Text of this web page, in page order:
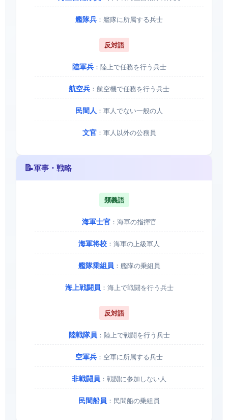
艦隊兵 ：艦隊に所属する兵士
反対語
陸軍兵：陸上で任務を行う兵士
航空兵 ：航空機で任務を行う兵士
民間人 ：軍人でない一般の人
文官：軍人以外の公務員
📝軍事・戦略
類義語
海軍士官：海軍の指揮官
海軍将校 ：海軍の上級軍人
艦隊乗組員 ：艦隊の乗組員
海上戦闘員 ：海上で戦闘を行う兵士
反対語
陸戦隊員 ：陸上で戦闘を行う兵士
空軍兵 ：空軍に所属する兵士
非戦闘員 ：戦闘に参加しない人
民間船員 ：民間船の乗組員